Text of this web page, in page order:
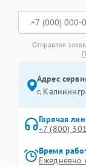
Отправляя
Адрес
г.
Горячая
+7 (800)
Время
Ежедневно